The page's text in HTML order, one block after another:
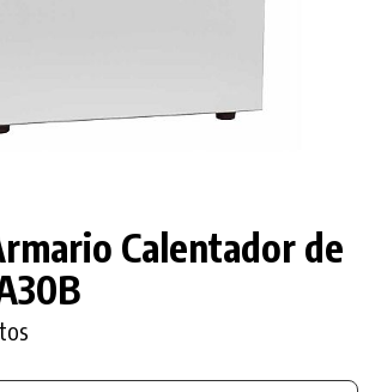
Calentador de